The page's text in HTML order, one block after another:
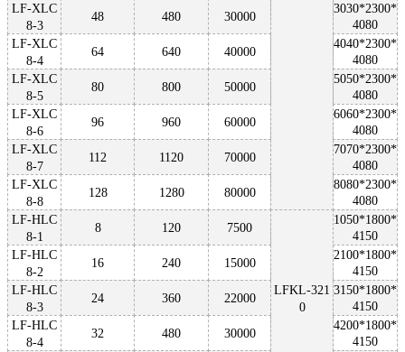
LF-XLC
8-3
48 480 30000
3030*2300*
4080
LF-XLC
8-4
64 640 40000
4040*2300*
4080
LF-XLC
8-5
80 800 50000
5050*2300*
4080
LF-XLC
8-6
96 960 60000
6060*2300*
4080
LF-XLC
8-7
112 1120 70000
7070*2300*
4080
LF-XLC
8-8
128 1280 80000
8080*2300*
4080
LF-HLC
8-1
8 120 7500
LFKL-321
0
1050*1800*
4150
LF-HLC
8-2
16 240 15000
2100*1800*
4150
LF-HLC
8-3
24 360 22000
3150*1800*
4150
LF-HLC
8-4
32 480 30000
4200*1800*
4150